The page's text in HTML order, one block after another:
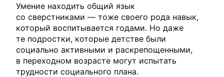
Умение находить общий язык
со сверстниками — тоже своего рода навык,
который воспитывается годами. Но даже
те подростки, которые детстве были
социально активными и раскрепощенными,
в переходном возрасте могут испытать
трудности социального плана.